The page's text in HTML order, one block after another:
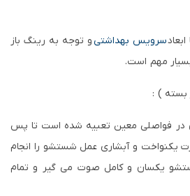
سرویس بهداشتیو توجه به رینگ باز
مهم است.
بسته ) :
در فواصلی معین تعبیه شده است تا پس
یکنواخت و آبشاری عمل شستشو را انجام
یکسان و کامل صوت می گیر و تمام